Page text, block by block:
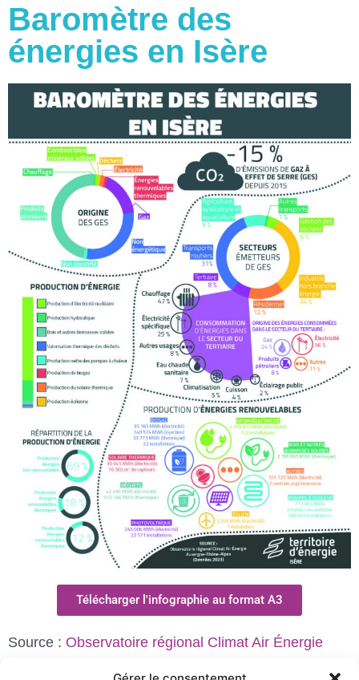
Baromètre des
énergies en Isère
Télécharger l'infographie au format A3
Source : Observatoire régional Climat Air Énergie